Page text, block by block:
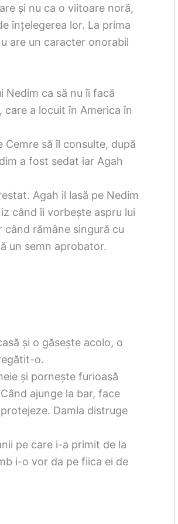
și nu ca o viitoare noră,
înțelegerea lor. La prima
are un caracter onorabil
Nedim ca să nu îi facă
a locuit în America în
Cemre să îl consulte, după
a fost sedat iar Agah
Agah il lasă pe Nedim
când îi vorbește aspru lui
când rămâne singură cu
un semn aprobator.
și o găsește acolo, o
o.
și pornește furioasă
ajunge la bar, face
Damla distruge
pe care i-a primit de la
i-o vor da pe fiica ei de